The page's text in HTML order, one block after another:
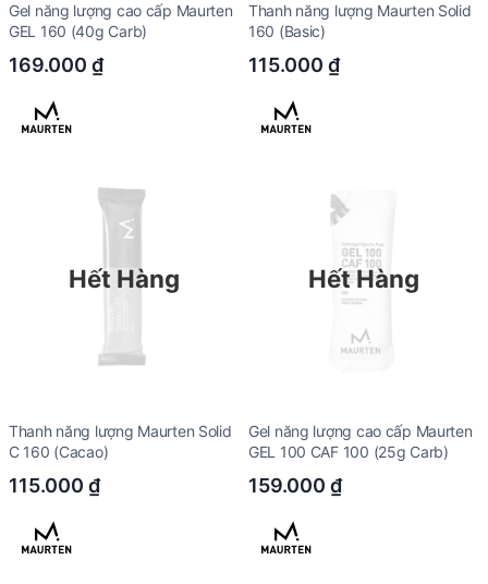
Gel năng lượng cao cấp Maurten
GEL 160 (40g Carb)
169.000 ₫
Thanh năng lượng Maurten Solid
160 (Basic)
115.000 ₫
Hết Hàng
Thanh năng lượng Maurten Solid
C 160 (Cacao)
115.000 ₫
Hết Hàng
Gel năng lượng cao cấp Maurten
GEL 100 CAF 100 (25g Carb)
159.000 ₫